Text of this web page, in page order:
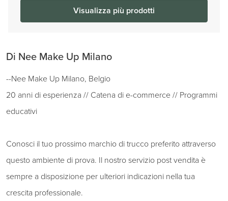
Visualizza più prodotti
Di Nee Make Up Milano
--Nee Make Up Milano, Belgio
20 anni di esperienza // Catena di e-commerce // Programmi
educativi
Conosci il tuo prossimo marchio di trucco preferito attraverso
questo ambiente di prova. Il nostro servizio post vendita è
sempre a disposizione per ulteriori indicazioni nella tua
crescita professionale.